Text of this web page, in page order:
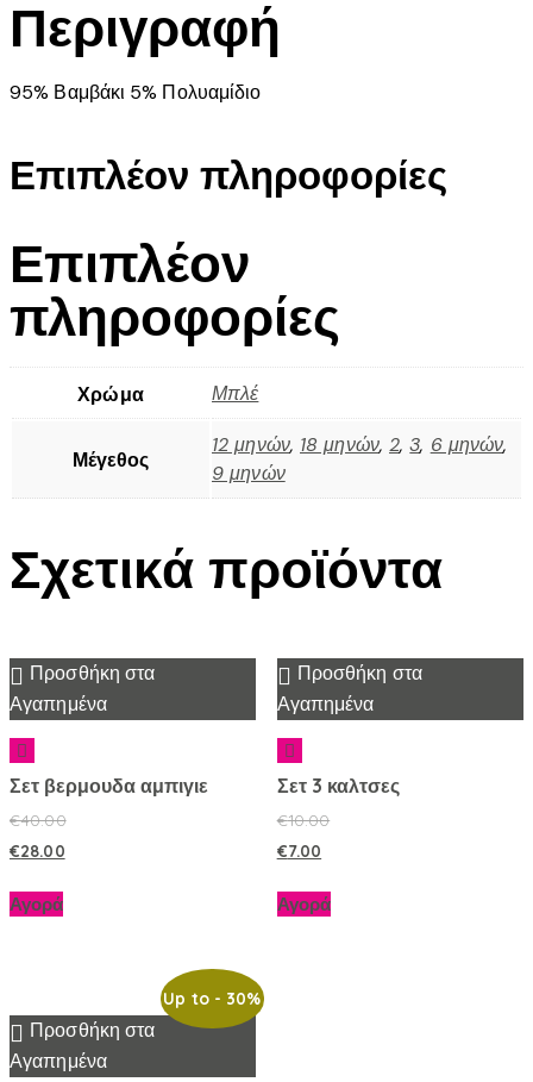
Περιγραφή
95% Βαμβάκι 5% Πολυαμίδιο
Επιπλέον πληροφορίες
Επιπλέον
πληροφορίες
Χρώμα Μπλέ
Μέγεθος
12 μηνών, 18 μηνών,2,3, 6 μηνών,
9 μηνών
Σχετικά προϊόντα
Προσθήκη στα
Αγαπημένα
Σετ βερμουδα αμπιγιε
€40.00
€28.00
Αγορά
Προσθήκη στα
Αγαπημένα
Σετ 3 καλτσες
€10.00
€7.00
Αγορά
Up to- 30%
Προσθήκη στα
Αγαπημένα